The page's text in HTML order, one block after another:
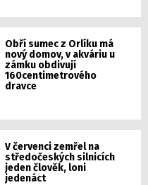
Obří sumec z Orlíku má
nový domov, v akváriu u
zámku obdivují
160centimetrového
dravce
V červenci zemřel na
středočeských silnicích
jeden člověk, loni
jedenáct